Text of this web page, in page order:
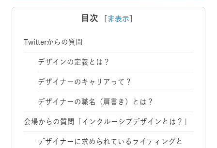
目次 非表示
Twitterからの質問
デザインの定義とは？
デザイナーのキャリアって？
デザイナーの職名（肩書き）とは？
会場からの質問「インクルーシブデザインとは？」
デザイナーに求められているライティングと